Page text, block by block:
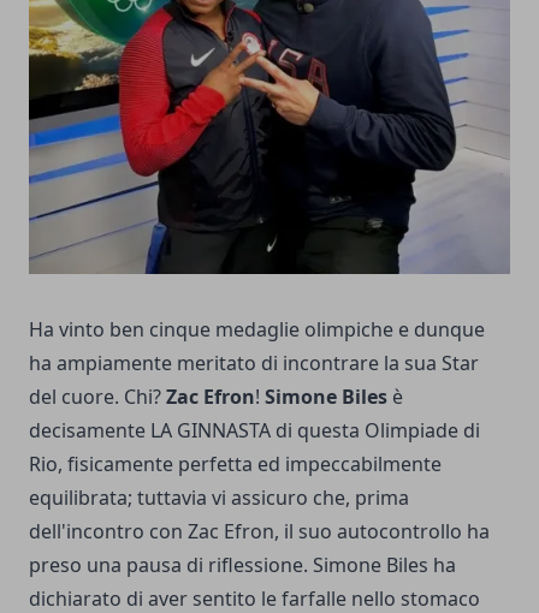
Ha vinto ben cinque medaglie olimpiche e dunque
ha ampiamente meritato di incontrare la sua Star
del cuore. Chi?Zac Efron! Simone Biles è
decisamente LA GINNASTA di questa Olimpiade di
Rio, fisicamente perfetta ed impeccabilmente
equilibrata; tuttavia vi assicuro che, prima
dell'incontro con Zac Efron, il suo autocontrollo ha
preso una pausa di riflessione. Simone Biles ha
dichiarato di aver sentito le farfalle nello stomaco